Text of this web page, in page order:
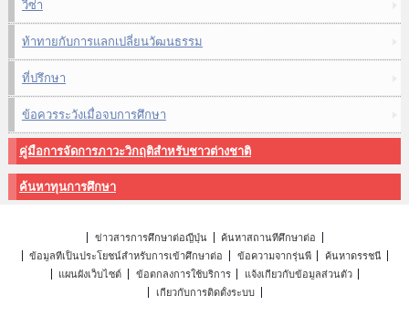
วีซ่า
ท้าทายกับการแลกเปลี่ยนวัฒนธรรม
ที่ปรึกษา
ข้อควรระวังเมื่อจบการศึกษา
คู่มือการจัดการภาวะวิกฤติสำหรับชาวต่างชาติ
ค้นหาทุนการศึกษา
ข่าวสารการศึกษาต่อญี่ปุ่น
ค้นหาสถานที่ศึกษาต่อ
ข้อมูลที่เป็นประโยชน์สำหรับการเข้าศึกษาต่อ
ข้อความจากรุ่นพี่
ค้นหาดรรชนี
แผนผังเว็บไซต์
ข้อตกลงการใช้บริการ
แจ้งเกี่ยวกับข้อมูลส่วนตัว
เกี่ยวกับการติดตั้งระบบ